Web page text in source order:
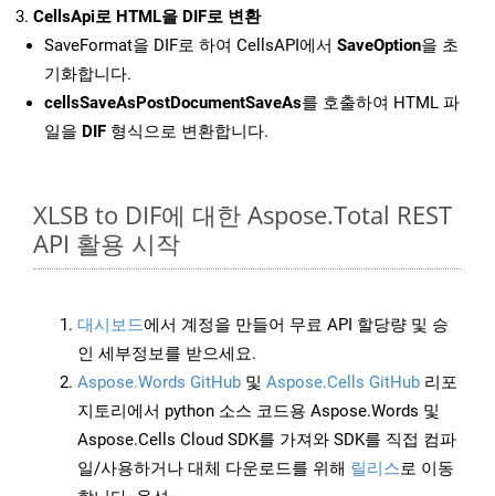
CellsApi로 HTML을 DIF로 변환
SaveFormat을 DIF로 하여 CellsAPI에서 SaveOption을 초
기화합니다.
cellsSaveAsPostDocumentSaveAs를 호출하여 HTML 파
일을 DIF 형식으로 변환합니다.
XLSB to DIF에 대한 Aspose.Total REST
API 활용 시작
대시보드에서 계정을 만들어 무료 API 할당량 및 승
인 세부정보를 받으세요.
Aspose.Words GitHub 및 Aspose.Cells GitHub 리포
지토리에서 python 소스 코드용 Aspose.Words 및
Aspose.Cells Cloud SDK를 가져와 SDK를 직접 컴파
일/사용하거나 대체 다운로드를 위해 릴리스로 이동